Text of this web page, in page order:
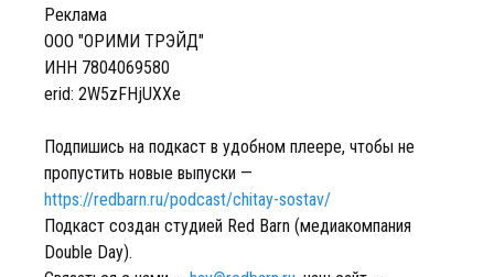
Реклама
ООО "ОРИМИ ТРЭЙД"
ИНН 7804069580
erid: 2W5zFHjUXXe
Подпишись на подкаст в удобном плеере, чтобы не
пропустить новые выпуски —
https://redbarn.ru/podcast/chitay-sostav/
Подкаст создан студией Red Barn (медиакомпания
Double Day).